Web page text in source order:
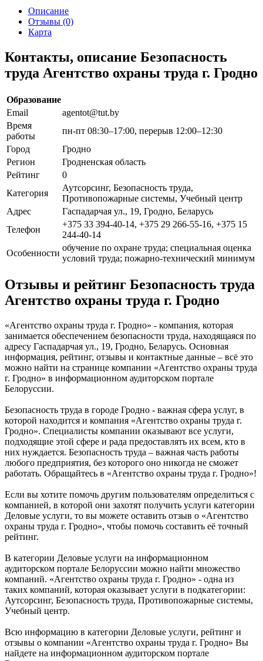
Описание
Отзывы (0)
Карта
Контакты, описание Безопасность
труда Агентство охраны труда г. Гродно
Образование
Email
agentot@tut.by
Время
работы
пн-пт 08:30–17:00, перерыв 12:00–12:30
Город
Гродно
Регион
Гродненская область
Рейтинг
0
Категория
Аутсорсинг, Безопасность труда,
Противопожарные системы, Учебный центр
Адрес
Гаспадарчая ул., 19, Гродно, Беларусь
Телефон
+375 33 394-40-14, +375 29 266-55-16, +375 15
244-40-14
Особенности
обучение по охране труда; специальная оценка
условий труда; пожарно-технический минимум
Отзывы и рейтинг Безопасность труда
Агентство охраны труда г. Гродно
«Агентство охраны труда г. Гродно» - компания, которая
занимается обеспечением безопасности труда, находящаяся по
адресу Гаспадарчая ул., 19, Гродно, Беларусь. Основная
информация, рейтинг, отзывы и контактные данные – всё это
можно найти на странице компании «Агентство охраны труда
г. Гродно» в информационном аудиторском портале
Белоруссии.
Безопасность труда в городе Гродно - важная сфера услуг, в
которой находится и компания «Агентство охраны труда г.
Гродно». Специалисты компании оказывают все услуги,
подходящие этой сфере и рада предоставлять их всем, кто в
них нуждается. Безопасность труда – важная часть работы
любого предприятия, без которого оно никогда не сможет
работать. Обращайтесь в «Агентство охраны труда г. Гродно»!
Если вы хотите помочь другим пользователям определиться с
компанией, в которой они захотят получить услуги категории
Деловые услуги, то вы можете оставить отзыв о «Агентство
охраны труда г. Гродно», чтобы помочь составить её точный
рейтинг.
В категории Деловые услуги на информационном
аудиторском портале Белоруссии можно найти множество
компаний. «Агентство охраны труда г. Гродно» - одна из
таких компаний, которая оказывает услуги в подкатегории:
Аутсорсинг, Безопасность труда, Противопожарные системы,
Учебный центр.
Всю информацию в категории Деловые услуги, рейтинг и
отзывы о компании «Агентство охраны труда г. Гродно» Вы
найдете на информационном аудиторском портале